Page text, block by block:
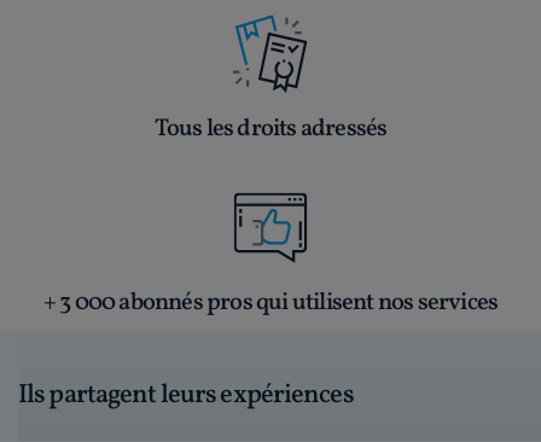
Tous les droits adressés
+ 3 000 abonnés pros qui utilisent nos services
Ils partagent leurs expériences